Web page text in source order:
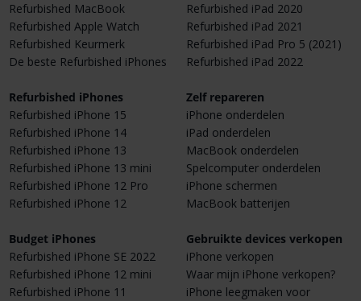
Refurbished MacBook
Refurbished Apple Watch
Refurbished Keurmerk
De beste Refurbished iPhones
Refurbished iPhones
Refurbished iPhone 15
Refurbished iPhone 14
Refurbished iPhone 13
Refurbished iPhone 13 mini
Refurbished iPhone 12 Pro
Refurbished iPhone 12
Budget iPhones
Refurbished iPhone SE 2022
Refurbished iPhone 12 mini
Refurbished iPhone 11
Refurbished iPad 2020
Refurbished iPad 2021
Refurbished iPad Pro 5 (2021)
Refurbished iPad 2022
Zelf repareren
iPhone onderdelen
iPad onderdelen
MacBook onderdelen
Spelcomputer onderdelen
iPhone schermen
MacBook batterijen
Gebruikte devices verkopen
iPhone verkopen
Waar mijn iPhone verkopen?
iPhone leegmaken voor